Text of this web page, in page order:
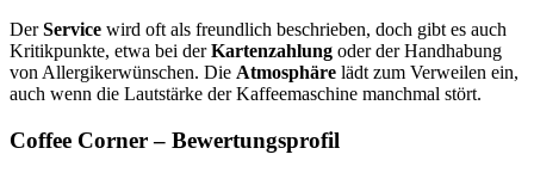
DerService wird oft als freundlich beschrieben, doch gibt es auch
Kritikpunkte, etwa bei derKartenzahlung oder der Handhabung
von Allergikerwünschen. Die Atmosphäre lädt zum Verweilen ein,
auch wenn die Lautstärke der Kaffeemaschine manchmal stört.
Coffee Corner– Bewertungsprofil